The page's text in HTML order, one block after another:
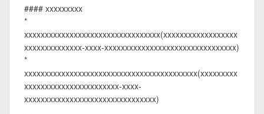
#### xxxxxxxxx
*
xxxxxxxxxxxxxxxxxxxxxxxxxxxxxxxxx(xxxxxxxxxxxxxxxxxx
xxxxxxxxxxxxxx-xxxx-xxxxxxxxxxxxxxxxxxxxxxxxxxxxxxxx)
*
xxxxxxxxxxxxxxxxxxxxxxxxxxxxxxxxxxxxxxxxxx(xxxxxxxxx
xxxxxxxxxxxxxxxxxxxxxxx-xxxx-
xxxxxxxxxxxxxxxxxxxxxxxxxxxxxxxx)